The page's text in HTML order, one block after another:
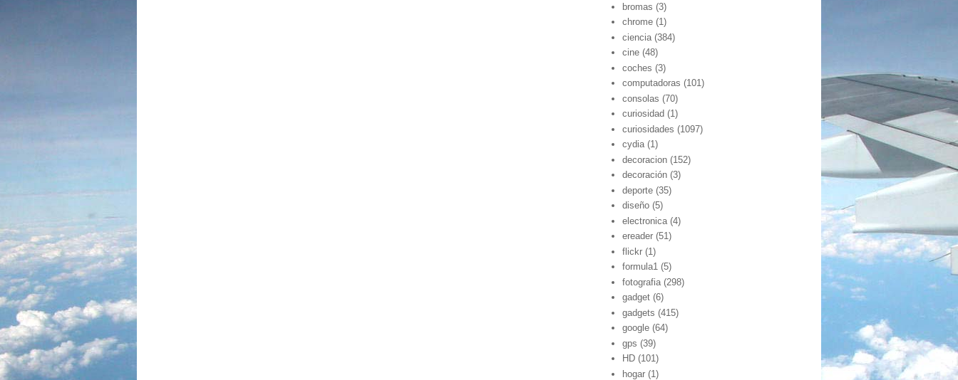
bromas (3)
chrome (1)
ciencia (384)
cine (48)
coches (3)
computadoras (101)
consolas (70)
curiosidad (1)
curiosidades (1097)
cydia (1)
decoracion (152)
decoración (3)
deporte (35)
diseño (5)
electronica (4)
ereader (51)
flickr (1)
formula1 (5)
fotografia (298)
gadget (6)
gadgets (415)
google (64)
gps (39)
HD (101)
hogar (1)